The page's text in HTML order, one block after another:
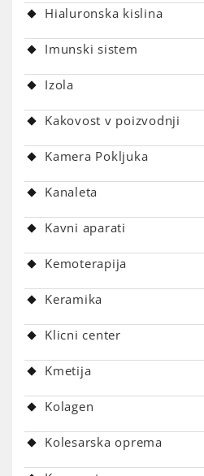
Hialuronska kislina
Imunski sistem
Izola
Kakovost v poizvodnji
Kamera Pokljuka
Kanaleta
Kavni aparati
Kemoterapija
Keramika
Klicni center
Kmetija
Kolagen
Kolesarska oprema